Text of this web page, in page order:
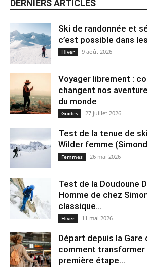
DERNIERS ARTICLES
Ski de randonnée et
c’est possible dans
Hiver 9 août 2026
Voyager librement :
changent nos
du monde
Guides 27 juillet 2026
Test de la tenue de
Wilder femme
Femmes 26 mai 2026
Test de la Doudoune
Homme de chez
classique...
Hiver 11 mai 2026
Départ depuis la Gare
comment
pre⁠mière étape...